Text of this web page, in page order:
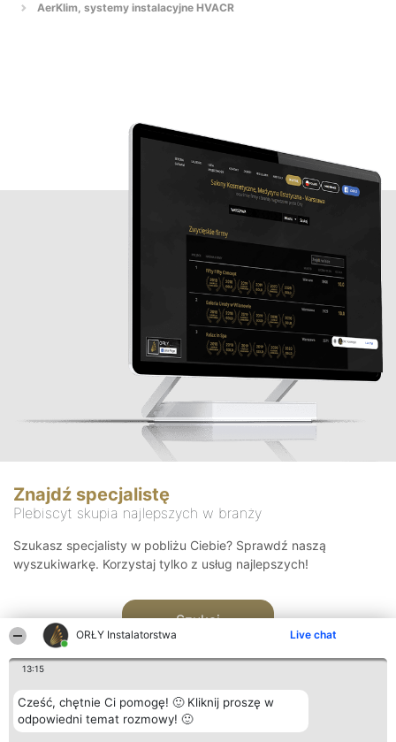
ORŁY Instalatorstwa Live chat
13:15
Cześć, chętnie Ci pomogę! 🙂 Kliknij proszę w
odpowiedni temat rozmowy! 🙂
AerKlim, systemy instalacyjne HVACR
Znajdź specjalistę
Plebiscyt skupia najlepszych w branży
Szukasz specjalisty w pobliżu Ciebie? Sprawdź naszą
wyszukiwarkę. Korzystaj tylko z usług najlepszych!
Szukaj